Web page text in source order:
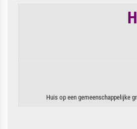
Huis op een gemeenschappelijke